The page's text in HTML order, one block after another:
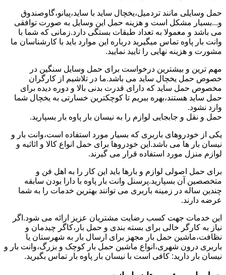
حمل وسایلی مانند تردمیل،یخچال ساید با ساید،پیانو،گاوصندوق
و...بسیار مشکل است و هزینه حمل این وسایل به صورت توافقی
می باشد و معمولا به تعداد طبقات بستگی دارد.زمانی که شما با
وانت بار پاوه تماس میگیرید درباره این موارد باید با کارشناسان ما
مشورت و هزینه نهایی را تایید نمایید.
مهم ترین و بیشترین درخواست برای حمل وسایل سنگین در
خصوص حمل یخچال ساید می باشد.ما در تلاشیم از کارگران
مخصوص حمل ساید که دارای قدرت بدنی بالا و دوره دیده برای
حمل ساید هستند،بهره ببریم تا کوچکترین خسارتی به یخچال شما
وارد نشود.
حمل و نقل و جابجایی لوازم را به نیسان بار پاوه بار بسپارید.
یکی از خودروهای باربری که بسیار مورد استفاده است،وانت بار و
نیسان بار ها می باشد.این خودروها برای حمل انواع کالا و اثاثیه و
لوازم منزل مورد استفاده قرار می گیرند.
برای حمل اصولی لوازم و بارها باید این کار را به اهل فن و
متخصصین آن بسپارید.پرسنل وانت بار پاوه با دارا بودن سابقه
چندین ساله در زمینه باربری می توانند بهترین خدمات را به شما
عرضه دارند.
این خدمات جهت کسب رضایت مشتریان عزیز ارائه می شود.اگر
نیاز به کارگر خالی برای بسته بندی و حمل بار،کاگر چیدمان و
نظافت،ماشین حمل بار مجهز برای ارسال بار به شهرستان یا
باربری درون شهری،انواع ماشین حمل بار کوچک و بزرگ،وانت بار و
نیسان بار دارید: کافی است با نیسان بار پاوه بار تماس بگیرید.